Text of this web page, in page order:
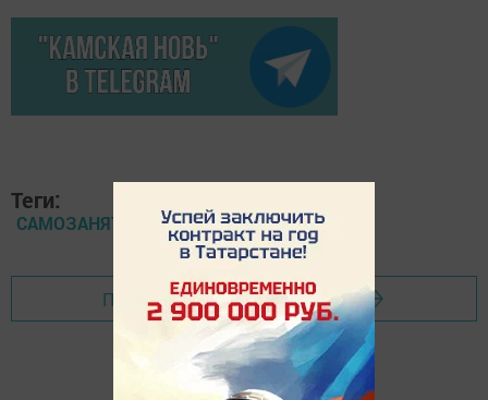
Теги:
САМОЗАНЯТЫЕ
Перейти на страницу новости